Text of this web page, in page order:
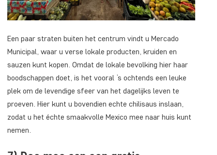
Een paar straten buiten het centrum vindt u Mercado
Municipal, waar u verse lokale producten, kruiden en
sauzen kunt kopen. Omdat de lokale bevolking hier haar
boodschappen doet, is het vooral ’s ochtends een leuke
plek om de levendige sfeer van het dagelijks leven te
proeven. Hier kunt u bovendien echte chilisaus inslaan,
zodat u het échte smaakvolle Mexico mee naar huis kunt
nemen.